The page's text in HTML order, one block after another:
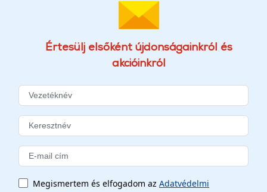
Értesülj elsőként újdonságainkról és
akcióinkról
Megismertem és elfogadom az Adatvédelmi